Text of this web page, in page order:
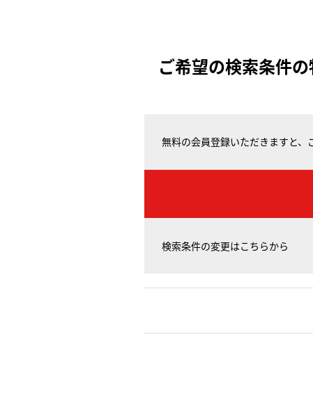
ご希望の検索条件
無料の会員登録いただきますと、
検索条件の変更はこちらから